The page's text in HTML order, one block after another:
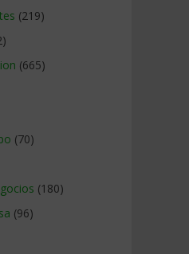
(219)
(665)
(70)
(180)
(96)